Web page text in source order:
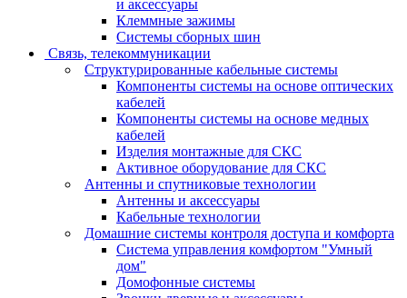
и аксессуары
Клеммные зажимы
Системы сборных шин
Связь, телекоммуникации
Структурированные кабельные системы
Компоненты системы на основе оптических
кабелей
Компоненты системы на основе медных
кабелей
Изделия монтажные для СКС
Активное оборудование для СКС
Антенны и спутниковые технологии
Антенны и аксессуары
Кабельные технологии
Домашние системы контроля доступа и комфорта
Система управления комфортом "Умный
дом"
Домофонные системы